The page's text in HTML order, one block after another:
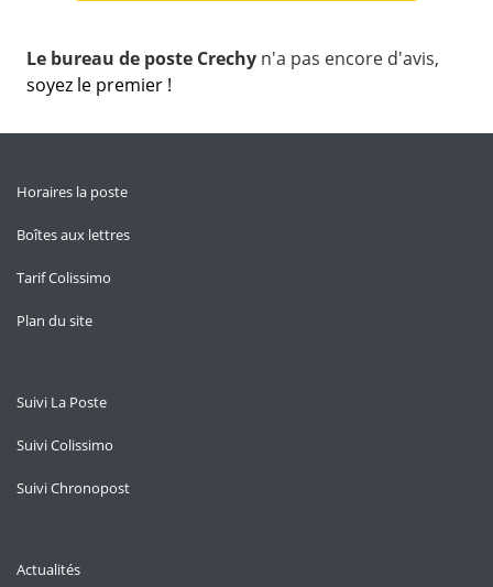
Le bureau de poste Crechy n'a pas encore d'avis,
soyez le premier !
Horaires la poste
Boîtes aux lettres
Tarif Colissimo
Plan du site
Suivi La Poste
Suivi Colissimo
Suivi Chronopost
Actualités